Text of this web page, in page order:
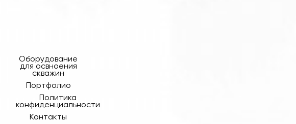
Оборудование
для освноения
скважин
Портфолио
Политика
конфиденциальности
Контакты